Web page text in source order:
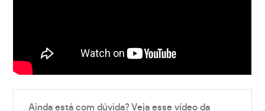
Ainda está com dúvida? Veja esse vídeo da